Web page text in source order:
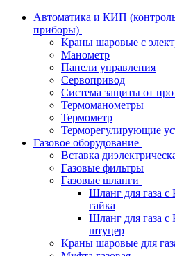
Автоматика и КИП
приборы)
Краны шаровые с
Манометр
Панели управления
Сервопривод
Система защиты от
Термоманометры
Термометр
Терморегулирующие
Газовое оборудование
Вставка
Газовые фильтры
Газовые шланги
Шланг для газа с
гайка
Шланг для газа с
штуцер
Краны шаровые для